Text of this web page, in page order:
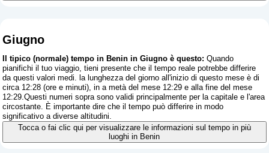
Giugno
Il tipico (normale) tempo in Benin in Giugno è questo: Quando
pianifichi il tuo viaggio, tieni presente che il tempo reale potrebbe differire
da questi valori medi. la lunghezza del giorno all'inizio di questo mese è di
circa 12:28 (ore e minuti), in a metà del mese 12:29 e alla fine del mese
12:29.Questi numeri sopra sono validi principalmente per la capitale e l'area
circostante. È importante dire che il tempo può differire in modo
significativo a diverse altitudini.
Tocca o fai clic qui per visualizzare le informazioni sul tempo in più
luoghi in Benin